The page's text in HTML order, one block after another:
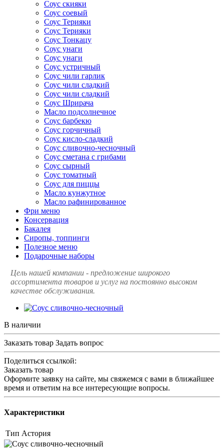
Соус скияки
Соус соевый
Соус Терияки
Соус Терияки
Соус Тонкацу
Соус унаги
Соус унаги
Соус устричный
Соус чили гарлик
Соус чили сладкий
Соус чили сладкий
Соус Шрирача
Масло подсолнечное
Соус барбекю
Соус горчичный
Соус кисло-сладкий
Соус сливочно-чесночный
Соус сметана с грибами
Соус сырный
Соус томатный
Соус для пиццы
Масло кунжутное
Масло рафинированное
Фри меню
Консервация
Бакалея
Сиропы, топпинги
Полезное меню
Подарочные наборы
Цель нашей компании - предложение широкого
ассортимента товаров и услуг на постоянно высоком
качестве обслуживания.
В наличии
Заказать товар Задать вопрос
Поделиться ссылкой:
Заказать товар
Оформите заявку на сайте, мы свяжемся с вами в ближайшее
время и ответим на все интересующие вопросы.
Характеристики
Тип Астория